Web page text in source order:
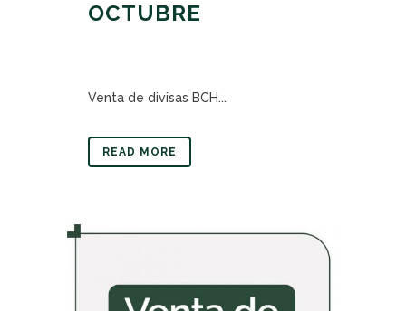
OCTUBRE
Venta de divisas BCH...
READ MORE